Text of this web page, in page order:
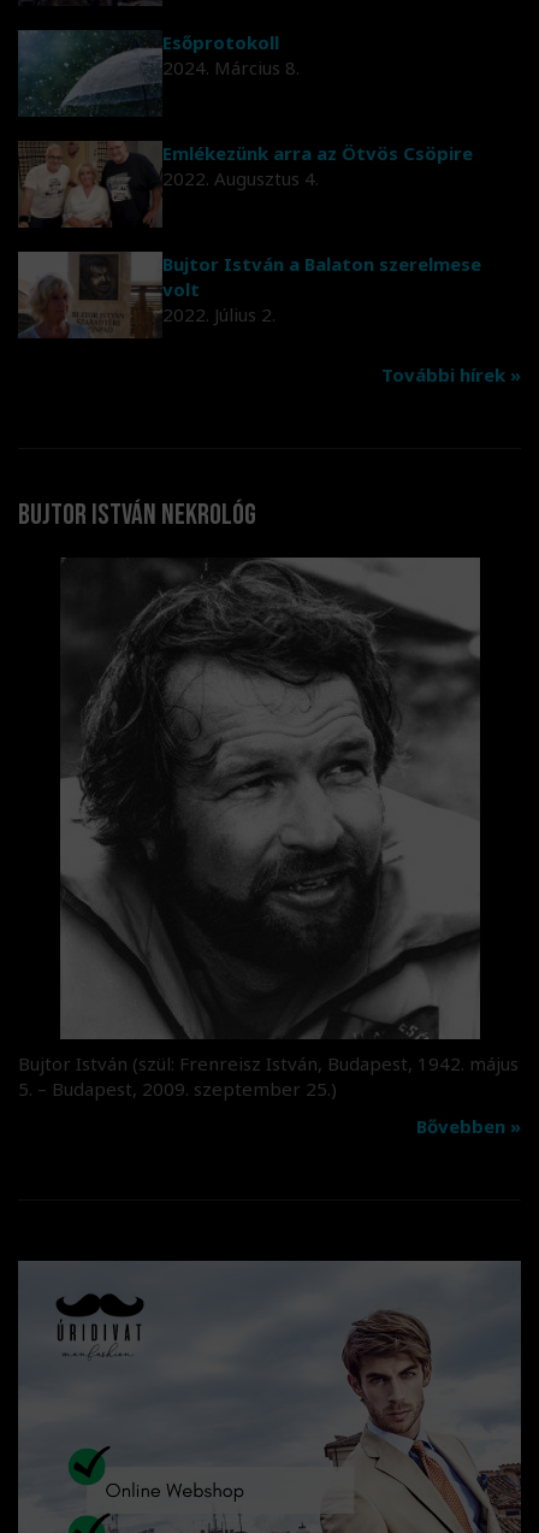
Esőprotokoll
2024. Március 8.
Emlékezünk arra az Ötvös Csöpire
2022. Augusztus 4.
Bujtor István a Balaton szerelmese
volt
2022. Július 2.
További hírek »
Bujtor István nekrológ
Bujtor István (szül: Frenreisz István, Budapest, 1942. május
5. – Budapest, 2009. szeptember 25.)
Bővebben »